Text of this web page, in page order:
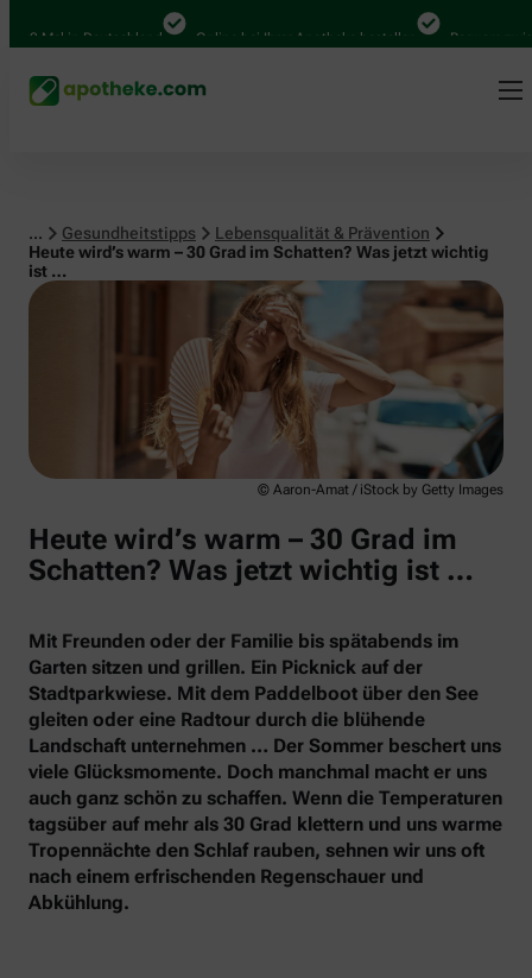
Mal in Deutschland Online bei Ihrer Apotheke bestellen Bequem
... Gesundheitstipps
Lebensqualität & Prävention
Heute wird’s warm – 30 Grad im Schatten? Was jetzt wichtig
ist …
Lebensqualität & Prävention
© Aaron-Amat / iStock by Getty Images
Heute wird’s warm – 30 Grad im
Schatten? Was jetzt wichtig ist …
Mit Freunden oder der Familie bis spätabends im
Garten sitzen und grillen. Ein Picknick auf der
Stadtparkwiese. Mit dem Paddelboot über den See
gleiten oder eine Radtour durch die blühende
Landschaft unternehmen … Der Sommer beschert uns
viele Glücksmomente. Doch manchmal macht er uns
auch ganz schön zu schaffen. Wenn die Temperaturen
tagsüber auf mehr als 30 Grad klettern und uns warme
Tropennächte den Schlaf rauben, sehnen wir uns oft
nach einem erfrischenden Regenschauer und
Abkühlung.